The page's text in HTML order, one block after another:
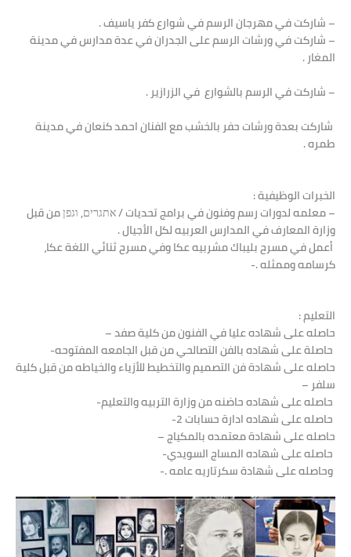
– شاركت في مهرجان الرسم في شوارع كفر ياسيف .
– شاركت في ورشات الرسم على الجدران في عدة مدارس في مدينة
المغار .
– شاركت في الرسم بالشوارع في الزرازير .
شاركت بعدة ورشات حفر بالخشب مع الفنان احمد كنعان في مدينة
طمره .
الخبرات الوظيفية :
– معلمه لدورات رسم وفنون في برامج تحديات / אתגרים, וגפן من قبل
وزارة المعارف في المدارس العربيه لكل الأجيال .
أعمل في مسرح بليباك مشربيه عكا وفي مسرح ثنائي اللغة عكا،
كرسامه وممثله .-
التعليم:
حاصله على شهاده عليا في الفنون من كلية صفد –
حاصلة على شهاده بالفن التصالحي من قبل الجامعه المفتوحه-
حاصله على شهادة فن التصميم والتخطيط للأزياء والخياطه من قبل كلية
سلفر –
حاصله على شهاده حاضنه من وزارة التربيه والتعليم-
حاصله على شهاده ادارة حسابات 2-
حاصله على شهادة معتمده بالمكياج –
حاصله على شهاده المساج السويدي-
وحاصله على شهادة سكرتاريه عامه .-